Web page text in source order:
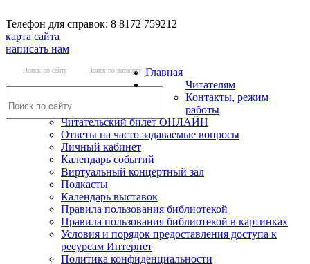
Телефон для справок: 8 8172 759212
карта сайта
написать нам
Поиск по сайту Поиск по каталогу Главная
Читателям
Контакты, режим
работы
Читательский билет ОНЛАЙН
Ответы на часто задаваемые вопросы
Личный кабинет
Календарь событий
Виртуальный концертный зал
Подкасты
Календарь выставок
Правила пользования библиотекой
Правила пользования библиотекой в картинках
Условия и порядок предоставления доступа к
ресурсам Интернет
Политика конфиденциальности